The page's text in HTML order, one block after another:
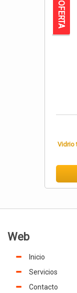
OFERTA
Vidrio
Web
Inicio
Servicios
Contacto